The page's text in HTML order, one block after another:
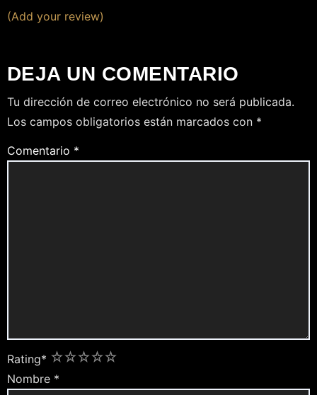
(Add your review)
DEJA UN COMENTARIO
Tu dirección de correo electrónico no será publicada.
Los campos obligatorios están marcados con *
Comentario *
Rating* 5
4
3
2
1
Nombre *